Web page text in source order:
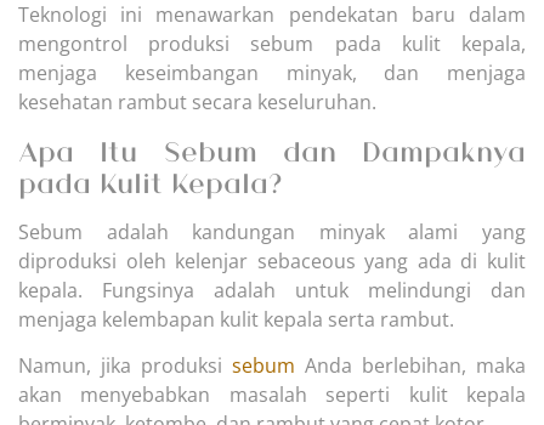
Teknologi ini menawarkan pendekatan baru dalam
mengontrol produksi sebum pada kulit kepala,
menjaga keseimbangan minyak, dan menjaga
kesehatan rambut secara keseluruhan.
Apa Itu Sebum dan Dampaknya
pada Kulit Kepala?
Sebum adalah kandungan minyak alami yang
diproduksi oleh kelenjar sebaceous yang ada di kulit
kepala. Fungsinya adalah untuk melindungi dan
menjaga kelembapan kulit kepala serta rambut.
Namun, jika produksi sebum Anda berlebihan, maka
akan menyebabkan masalah seperti kulit kepala